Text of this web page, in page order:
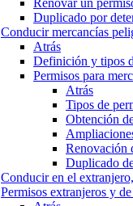
Renovar un
Duplicado por
Conducir mercancías
Atrás
Definición y tipos
Permisos para
Atrás
Tipos de
Obtención
Renovación
Duplicado
Conducir en el
Permisos extranjeros y